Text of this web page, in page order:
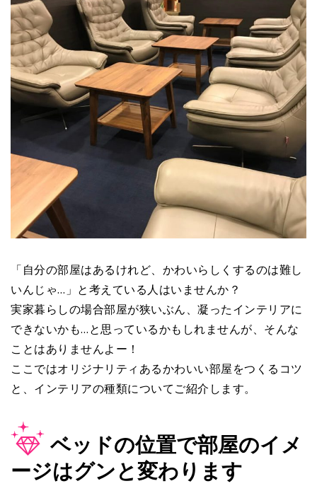
「自分の部屋はあるけれど、かわいらしくするのは難し
いんじゃ…」と考えている人はいませんか？
実家暮らしの場合部屋が狭いぶん、凝ったインテリアに
できないかも…と思っているかもしれませんが、そんな
ことはありませんよー！
ここではオリジナリティあるかわいい部屋をつくるコツ
と、インテリアの種類についてご紹介します。
ベッドの位置で部屋のイメ
ージはグンと変わります